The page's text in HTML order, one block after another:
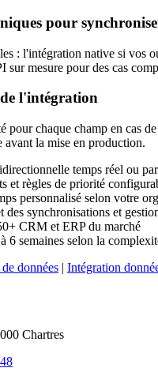
pour
: l'intégration native si vos
sur mesure pour des cas
l'intégration
pour chaque champ en cas
avant la mise en production.
temps réel ou
et règles de priorité
personnalisé selon votre
synchronisations et
CRM et ERP du marché
6 semaines selon la
données | Intégration
Chartres